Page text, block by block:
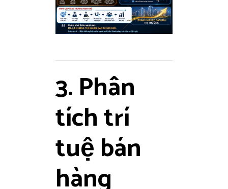
3. Phân
tích trí
tuệ bán
hàng